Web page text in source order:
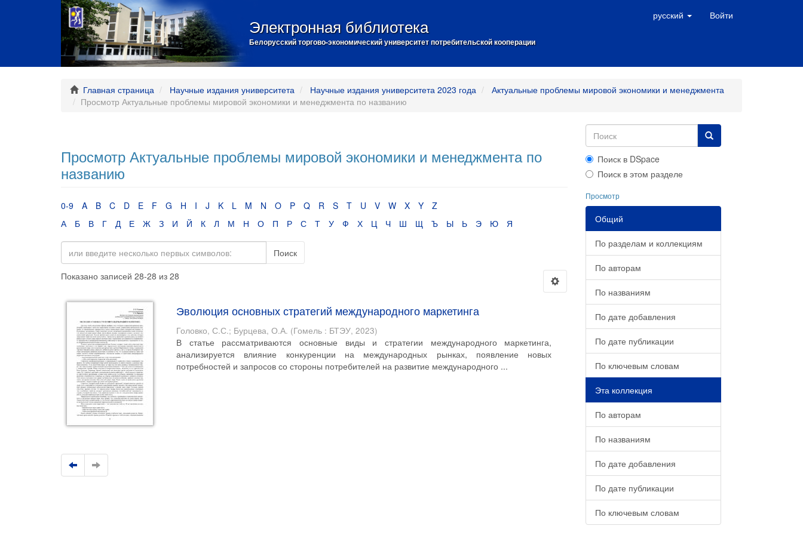
Электронная библиотека
Белорусский торгово-экономический университет потребительской кооперации
русский Войти
Главная страница Научные издания университета Научные издания университета 2023 года
Актуальные проблемы мировой экономики и менеджмента
Просмотр Актуальные проблемы мировой экономики и менеджмента по названию
Просмотр Актуальные проблемы мировой экономики и менеджмента по
названию
0-9 A B C D E F G H I J K L M N O P Q R S T U V W X Y
Z
А
Б В Г Д Е Ж З И Й К Л М Н О П Р С Т У Ф Х Ц Ч Ш Щ Ъ Ы Ь Э Ю Я
Поиск
Показано записей 28-28 из 28
Эволюция основных стратегий международного маркетинга
Головко, С.С.; Бурцева, О.А. (Гомель : БТЭУ,2023)
В статье рассматриваются основные виды и стратегии международного маркетинга,
анализируется влияние конкуренции на международных рынках, появление новых
потребностей и запросов со стороны потребителей на развитие международного ...
Поиск в DSpace
Поиск в этом разделе
Просмотр
Общий
По разделам и коллекциям
По авторам
По названиям
По дате добавления
По дате публикации
По ключевым словам
Эта коллекция
По авторам
По названиям
По дате добавления
По дате публикации
По ключевым словам